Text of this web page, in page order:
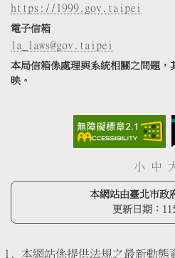
https://1999.gov.taipei
電子信箱
la_laws@gov.taipei
本局信箱係處理與系統相關之問題，
映。
小 中
本網站由臺北市政
更新日期：
本網站係提供法規之最新動態